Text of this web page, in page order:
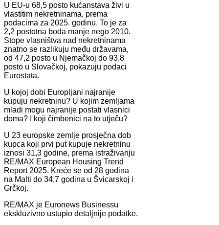
U EU-u 68,5 posto kućanstava živi u
vlastitim nekretninama, prema
podacima za 2025. godinu. To je za
2,2 postotna boda manje nego 2010.
Stope vlasništva nad nekretninama
znatno se razlikuju među državama,
od 47,2 posto u Njemačkoj do 93,8
posto u Slovačkoj, pokazuju podaci
Eurostata.
U kojoj dobi Europljani najranije
kupuju nekretninu? U kojim zemljama
mladi mogu najranije postati vlasnici
doma? I koji čimbenici na to utječu?
U 23 europske zemlje prosječna dob
kupca koji prvi put kupuje nekretninu
iznosi 31,3 godine, prema istraživanju
RE/MAX European Housing Trend
Report 2025. Kreće se od 28 godina
na Malti do 34,7 godina u Švicarskoj i
Grčkoj.
RE/MAX je Euronews Businessu
ekskluzivno ustupio detaljnije podatke.